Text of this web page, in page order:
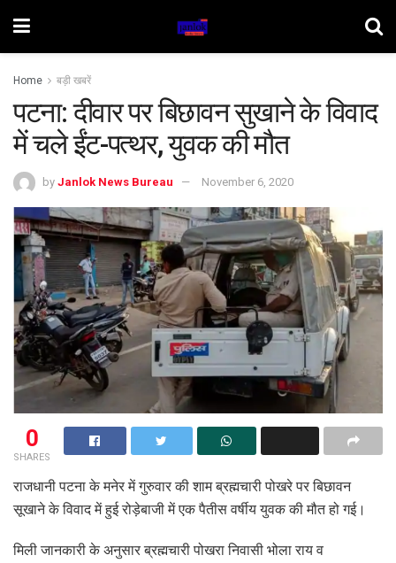
Home बड़ी खबरें
पटना: दीवार पर बिछावन सुखाने के विवाद
में चले ईंट-पत्थर, युवक की मौत
by Janlok News Bureau November 6, 2020
0
SHARES
राजधानी पटना के मनेर में गुरुवार की शाम ब्रह्मचारी पोखरे पर बिछावन
सूखाने के विवाद में हुई रोड़ेबाजी में एक पैतीस वर्षीय युवक की मौत हो गई।
मिली जानकारी के अनुसार ब्रह्मचारी पोखरा निवासी भोला राय व